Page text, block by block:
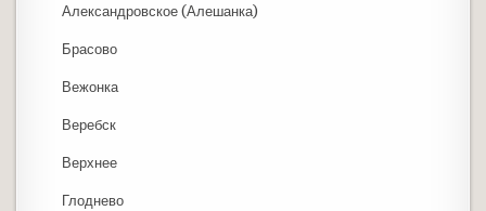
Александровское (Алешанка)
Брасово
Вежонка
Веребск
Верхнее
Глоднево